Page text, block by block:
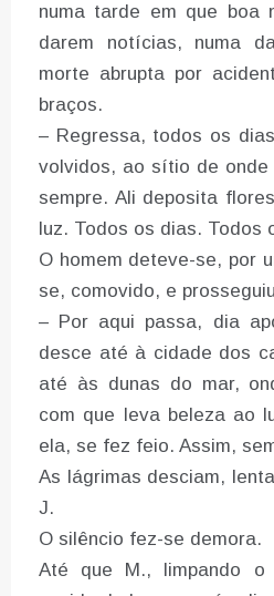
numa tarde em que boa
darem notícias, numa
morte abrupta por
braços.
– Regressa, todos os
volvidos, ao sítio de
sempre. Ali deposita
luz. Todos os dias. Todos
O homem deteve-se, por
se, comovido, e
– Por aqui passa, dia
desce até à cidade dos
até às dunas do mar,
com que leva beleza ao
ela, se fez feio. Assim,
As lágrimas desciam,
J.
O silêncio fez-se demora.
Até que M., limpando o